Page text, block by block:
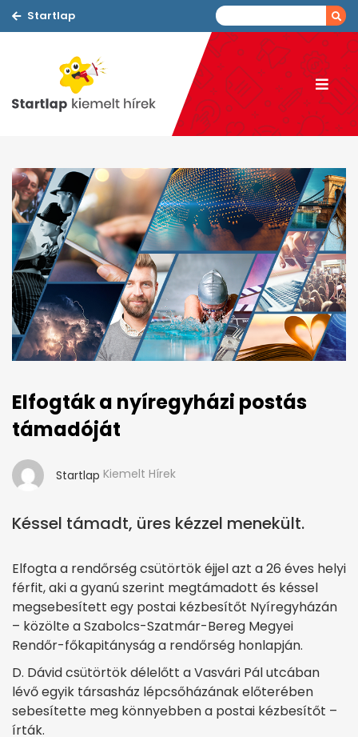
Startlap
Elfogták a nyíregyházi postás
támadóját
Startlap Kiemelt Hírek
Késsel támadt, üres kézzel menekült.
Elfogta a rendőrség csütörtök éjjel azt a 26 éves helyi
férfit, aki a gyanú szerint megtámadott és késsel
megsebesített egy postai kézbesítőt Nyíregyházán
– közölte a Szabolcs-Szatmár-Bereg Megyei
Rendőr-főkapitányság a rendőrség honlapján.
D. Dávid csütörtök délelőtt a Vasvári Pál utcában
lévő egyik társasház lépcsőházának előterében
sebesítette meg könnyebben a postai kézbesítőt –
írták.